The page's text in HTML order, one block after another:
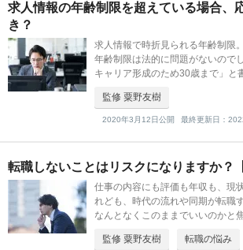
求人情報の年齢制限を超えている場合、
き？
求人情報で時折見られる年齢制限
年齢制限は法的に問題がないので
キャリア形成のため30歳まで」と
求人の捉え方と対応
監修 粟野友樹
2020年3月12日公開 最終更新日：
転職しないことはリスクになりますか？
仕事の内容にも評価も年収も、現
れども、時代の流れや同期が転職
なんとなくこのままでいいのかと
しないリスクについても知りたい
監修 粟野友樹 転職の悩み